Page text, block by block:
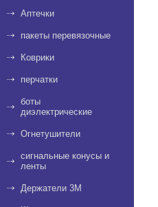
Аптечки
пакеты перевязочные
Коврики
перчатки
боты
диэлектрические
Огнетушители
сигнальные конусы и
ленты
Держатели 3M